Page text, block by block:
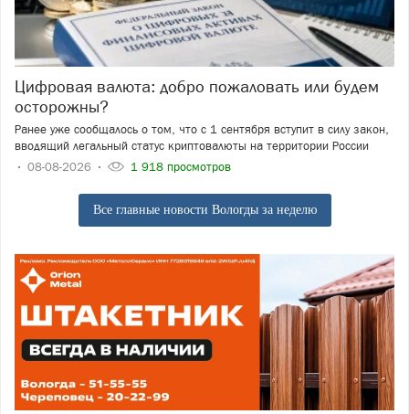
Цифровая валюта: добро пожаловать или будем
осторожны?
Ранее уже сообщалось о том, что с 1 сентября вступит в силу закон,
вводящий легальный статус криптовалюты на территории России
08-08-2026
1 918 просмотров
Все главные новости Вологды за неделю